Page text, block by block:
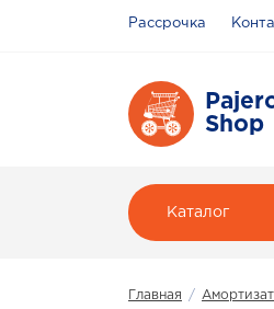
Рассрочка
Shop
Каталог
Главная /